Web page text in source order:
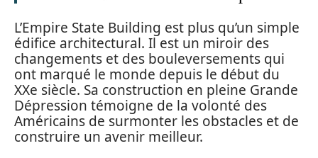
L’Empire State Building est plus qu’un simple
édifice architectural. Il est un miroir des
changements et des bouleversements qui
ont marqué le monde depuis le début du
XXe siècle. Sa construction en pleine Grande
Dépression témoigne de la volonté des
Américains de surmonter les obstacles et de
construire un avenir meilleur.